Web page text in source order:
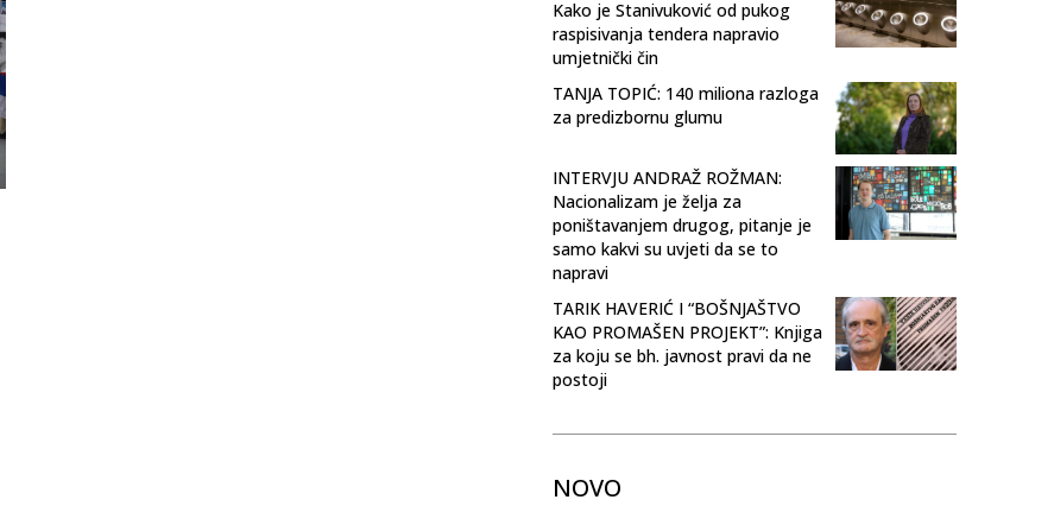
Kako je Stanivuković od pukog
raspisivanja tendera napravio
umjetnički čin
TANJA TOPIĆ: 140 miliona razloga
za predizbornu glumu
INTERVJU ANDRAŽ ROŽMAN:
Nacionalizam je želja za
poništavanjem drugog, pitanje je
samo kakvi su uvjeti da se to
napravi
TARIK HAVERIĆ I “BOŠNJAŠTVO
KAO PROMAŠEN PROJEKT”: Knjiga
za koju se bh. javnost pravi da ne
postoji
NOVO